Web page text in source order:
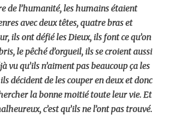
de l’humanité, les humains étaient
avec deux têtes, quatre bras et
ils ont défié les Dieux, ils font ce qu’on
le pêché d’orgueil, ils se croient aussi
vu qu’ils n’aiment pas beaucoup ça les
décident de les couper en deux et donc
la bonne moitié toute leur vie. Et
c’est qu’ils ne l’ont pas trouvé.